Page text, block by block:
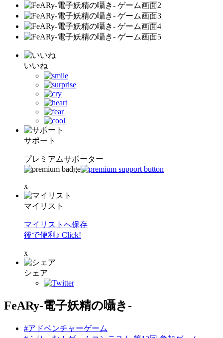
いいね
サポート
プレミアムサポーター
x
マイリスト
マイリストへ保存
後で便利♪ Click!
x
シェア
FeARy-電子妖精の囁き-
#アドベンチャーゲーム